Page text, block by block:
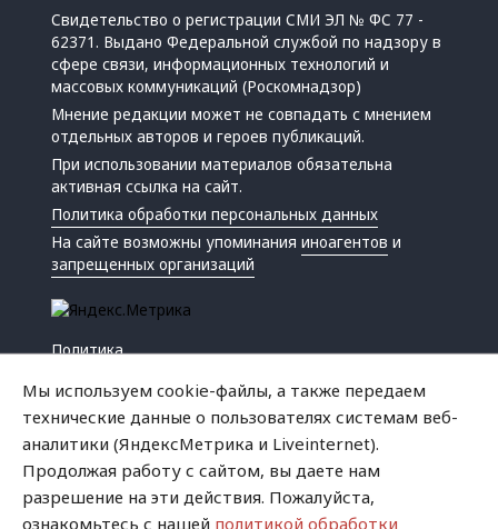
Свидетельство о регистрации СМИ ЭЛ № ФС 77 -
62371. Выдано Федеральной службой по надзору в
сфере связи, информационных технологий и
массовых коммуникаций (Роскомнадзор)
Мнение редакции может не совпадать с мнением
отдельных авторов и героев публикаций.
При использовании материалов обязательна
активная ссылка на сайт.
Политика обработки персональных данных
На сайте возможны упоминанияиноагентов и
запрещенных организаций
Политика
Криминал
Мы используем cookie-файлы, а также передаем
технические данные о пользователях системам веб-
аналитики (ЯндексМетрика и Liveinternet).
Продолжая работу с сайтом, вы даете нам
разрешение на эти действия. Пожалуйста,
ознакомьтесь с нашей политикой обработки